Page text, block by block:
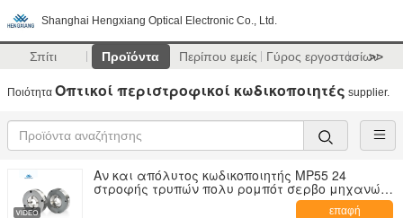
Shanghai Hengxiang Optical Electronic Co., Ltd.
Σπίτι Προϊόντα Περίπου εμείς Γύρος εργοστασίων
>>
Ποιότητα Οπτικοί περιστροφικοί κωδικοποιητές supplier.
Αν και απόλυτος κωδικοποιητής MP55 24
στροφής τρυπών πολυ ρομπότ σερβο μηχανών
επαφή